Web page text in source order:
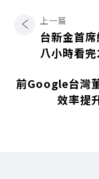
上一篇
台新金首
八小時看
前Google台灣
效率提